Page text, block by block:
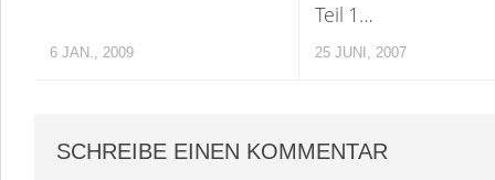
6 JAN., 2009
Teil 1…
25 JUNI, 2007
SCHREIBE EINEN KOMMENTAR